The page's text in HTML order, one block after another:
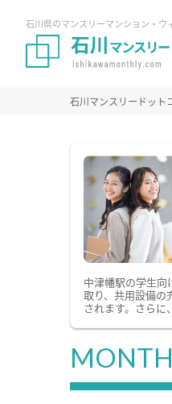
石川県のマンスリーマンション・ウ
石川マンスリードット
中津幡駅の学生
取り、共用設備の
されます。さらに